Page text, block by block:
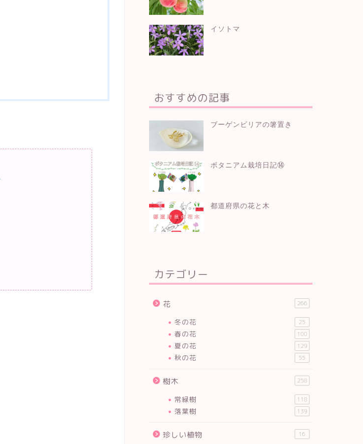
イソトマ
おすすめの記事
ブーゲンビリアの箸置き
ボタニアム栽培日記⑭
都道府県の花と木
カテゴリー
花 266
冬の花 25
春の花 100
夏の花 129
秋の花 55
樹木 258
常緑樹 118
落葉樹 139
珍しい植物 16